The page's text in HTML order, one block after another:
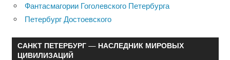
Фантасмагории Гоголевского Петербурга
Петербург Достоевского
САНКТ ПЕТЕРБУРГ — НАСЛЕДНИК МИРОВЫХ
ЦИВИЛИЗАЦИЙ